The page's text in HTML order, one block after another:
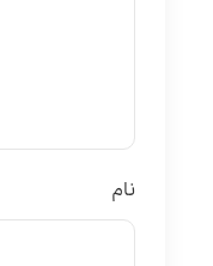
نام